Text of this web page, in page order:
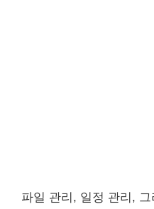
파일 관리, 일정 관리,